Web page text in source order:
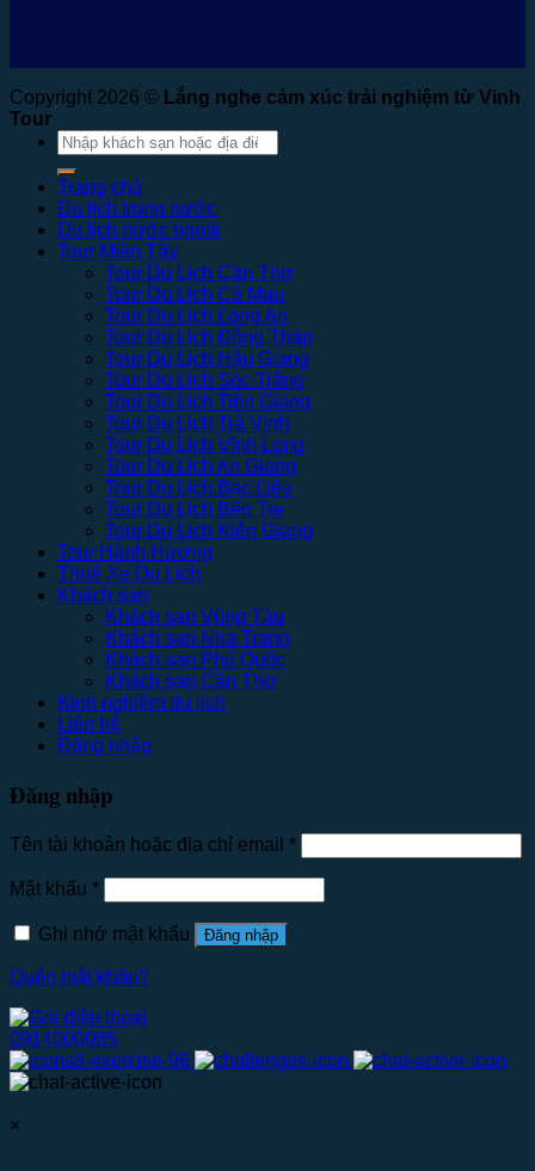
Copyright 2026 © Lắng nghe cảm xúc trải nghiệm từ Vinh
Tour
Tìm
kiếm:
Trang chủ
Du lịch trong nước
Du lịch nước ngoài
Tour Miền Tây
Tour Du Lịch Cần Thơ
Tour Du Lịch Cà Mau
Tour Du Lịch Long An
Tour Du Lịch Đồng Tháp
Tour Du Lịch Hậu Giang
Tour Du Lịch Sóc Trăng
Tour Du Lịch Tiền Giang
Tour Du Lịch Trà Vinh
Tour Du Lịch Vĩnh Long
Tour Du Lịch An Giang
Tour Du Lịch Bạc Liêu
Tour Du Lịch Bến Tre
Tour Du Lịch Kiên Giang
Tour Hành Hương
Thuê Xe Du Lịch
Khách sạn
Khách sạn Vũng Tàu
Khách sạn Nha Trang
Khách sạn Phú Quốc
Khách sạn Cần Thơ
Kinh nghiệm du lịch
Liên hệ
Đăng nhập
Đăng nhập
Tên tài khoản hoặc địa chỉ email *
Mật khẩu *
Ghi nhớ mật khẩu Đăng nhập
Quên mật khẩu?
0914000065
×